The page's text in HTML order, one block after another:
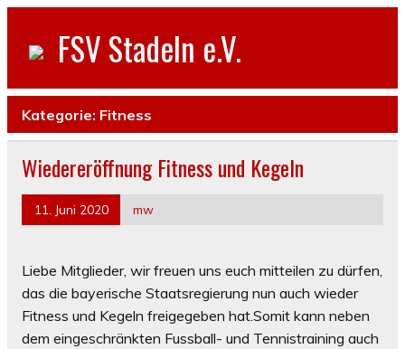
FSV Stadeln e.V.
Kategorie: Fitness
Wiedereröffnung Fitness und Kegeln
11. Juni 2020 mw
Liebe Mitglieder, wir freuen uns euch mitteilen zu dürfen,
das die bayerische Staatsregierung nun auch wieder
Fitness und Kegeln freigegeben hat.Somit kann neben
dem eingeschränkten Fussball- und Tennistraining auch